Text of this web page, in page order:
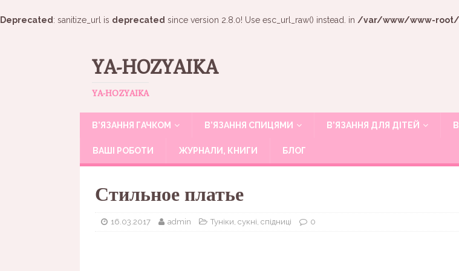
Deprecated : sanitize_url is deprecated since version 2.8.0! Use esc_url_raw() instead. in /var/www/www-root/
YA-HOZYAIKA
YA-HOZYAIKA
В’ЯЗАННЯ ГАЧКОМ В’ЯЗАННЯ СПИЦЯМИ В’ЯЗАННЯ ДЛЯ ДІТЕЙ
ВАШІ РОБОТИ ЖУРНАЛИ, КНИГИ БЛОГ
Стильное платье
16.03.2017 admin Туніки, сукні, спідниці 0